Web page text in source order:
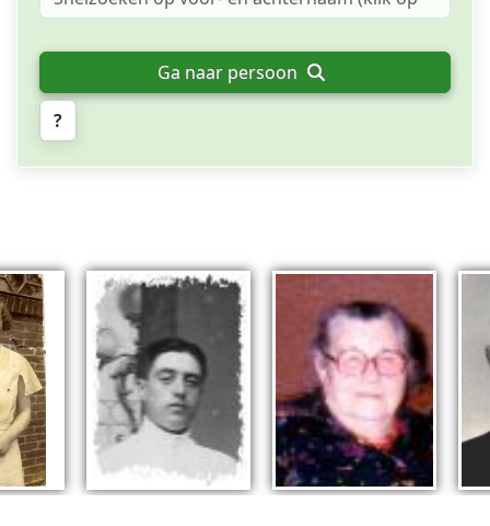
Ga naar persoon
?